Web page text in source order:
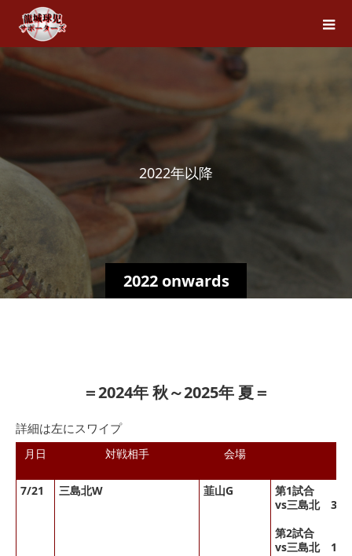
2022 onwards
2022年以降
＝2024年 秋～2025年 夏＝
詳細は左にスワイプ
月日 対戦相手 会場
7/21 三島北W 韮山G
第1試合
vs三島北 3-2
第2試合
vs三島北 18-